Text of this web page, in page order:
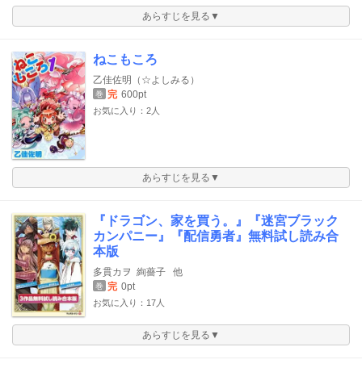
あらすじを見る▼
ねこもころ
乙佳佐明（☆よしみる）
巻 完 600pt
お気に入り：2人
あらすじを見る▼
『ドラゴン、家を買う。』『迷宮ブラック
カンパニー』『配信勇者』無料試し読み合
本版
多貫カヲ 絢薔子 他
巻 完 0pt
お気に入り：17人
あらすじを見る▼